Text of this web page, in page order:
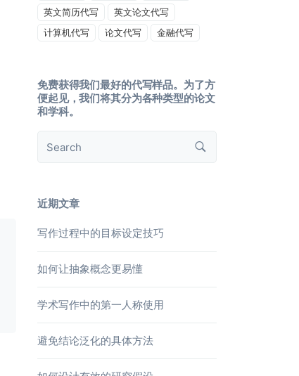
英文简历代写
英文论文代写
计算机代写
论文代写 金融代写
免费获得我们最好的代写样品。为了方
便起见，我们将其分为各种类型的论文
和学科。
近期文章
写作过程中的目标设定技巧
如何让抽象概念更易懂
学术写作中的第一人称使用
避免结论泛化的具体方法